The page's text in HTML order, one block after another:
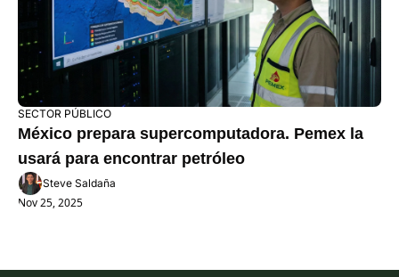
SECTOR PÚBLICO
México prepara supercomputadora. Pemex la
usará para encontrar petróleo
Steve Saldaña
Nov 25, 2025